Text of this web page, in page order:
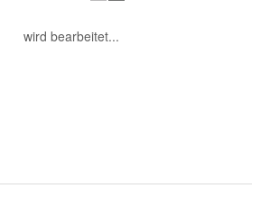
wird bearbeitet...